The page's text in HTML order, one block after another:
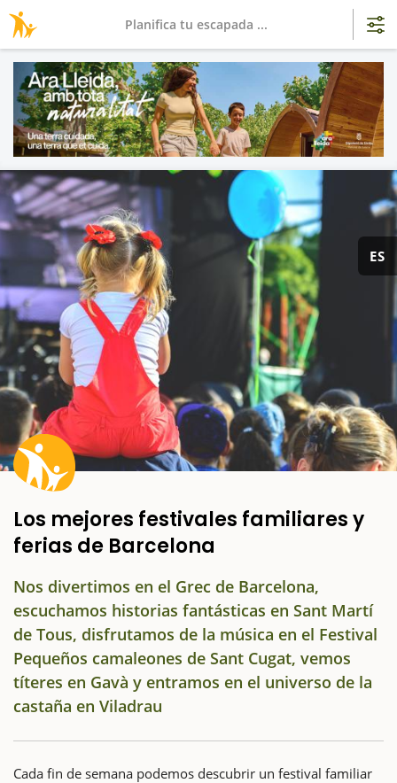
ES
Los mejores festivales familiares y
ferias de Barcelona
Nos divertimos en el Grec de Barcelona,
escuchamos historias fantásticas en Sant Martí
de Tous, disfrutamos de la música en el Festival
Pequeños camaleones de Sant Cugat, vemos
títeres en Gavà y entramos en el universo de la
castaña en Viladrau
Cada fin de semana podemos descubrir un festival familiar
Planifica tu escapada ...